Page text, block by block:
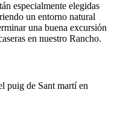
especialmente elegidas
un entorno natural
una buena excursión
en nuestro Rancho.
puig de Sant martí en